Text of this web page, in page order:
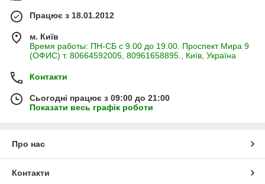
Працює з 18.01.2012
м. Київ
Время работы: ПН-СБ с 9.00 до 19.00. Проспект Мира 9
(ОФИС) т. 80664592005, 80961658895., Київ, Україна
Контакти
Сьогодні працює з 09:00 до 21:00
Показати весь графік роботи
Про нас
Контакти